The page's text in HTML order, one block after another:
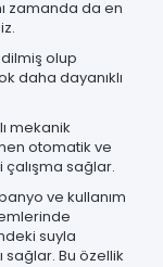
zamanda da en
olup
daha dayanıklı
mekanik
otomatik ve
sağlar.
ve kullanım
suyla
sağlar. Bu özellik